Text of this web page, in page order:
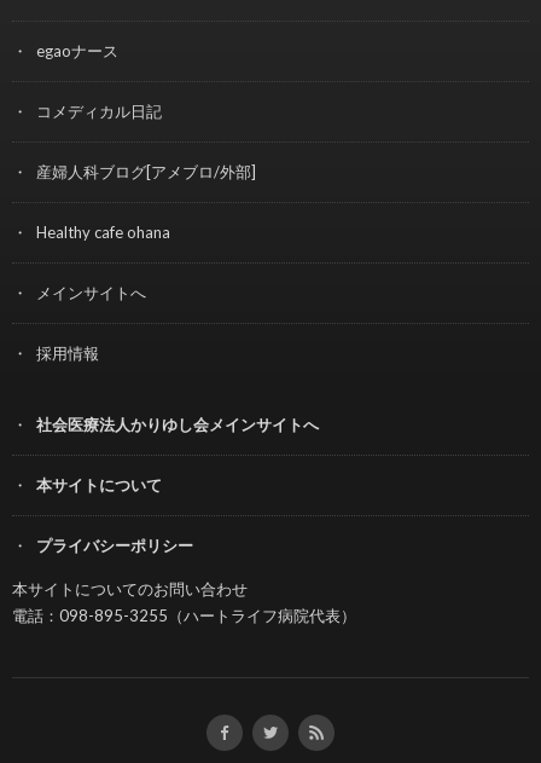
egaoナース
コメディカル日記
産婦人科ブログ[アメブロ/外部]
Healthy cafe ohana
メインサイトへ
採用情報
社会医療法人かりゆし会メインサイトへ
本サイトについて
プライバシーポリシー
本サイトについてのお問い合わせ
電話：098-895-3255（ハートライフ病院代表）